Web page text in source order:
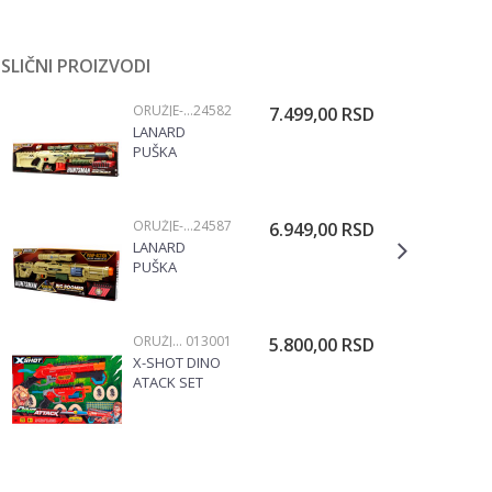
SLIČNI PROIZVODI
ORUŽJE-PUŠKE I PIŠTOLJI24582
LANARD
PUŠKA
7.499,00 RSD
ORUŽJE-PUŠKE I PIŠTOLJI24587
LANARD
PUŠKA
6.949,00 RSD
ORUŽJE-PUŠKE I PIŠTOLJI 013001
X-SHOT DINO
ATACK SET
5.800,00 RSD